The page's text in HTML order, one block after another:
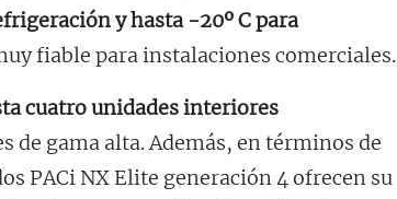
y hasta -20º C para
fiable para instalaciones comerciales.
cuatro unidades interiores
de gama alta. Además, en términos de
PACi NX Elite generación 4 ofrecen su